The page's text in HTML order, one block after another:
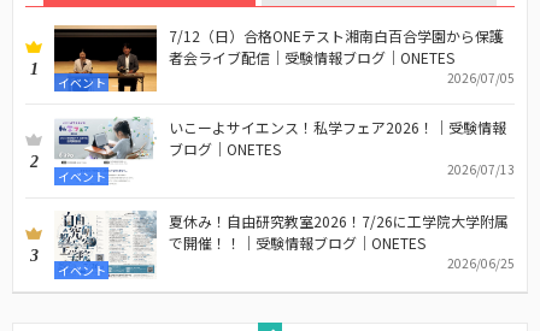
1
イベント
7/12（日）合格ONEテスト湘南白百合学園から保護
者会ライブ配信｜受験情報ブログ｜ONETES
2026/07/05
2
イベント
いこーよサイエンス！私学フェア2026！｜受験情報
ブログ｜ONETES
2026/07/13
3
イベント
夏休み！自由研究教室2026！7/26に工学院大学附属
で開催！！｜受験情報ブログ｜ONETES
2026/06/25